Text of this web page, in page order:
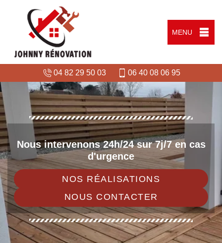
MENU
04 82 29 50 03 06 40 08 06 95
Nous intervenons 24h/24 sur 7j/7 en cas
d'urgence
NOS RÉALISATIONS
NOUS CONTACTER